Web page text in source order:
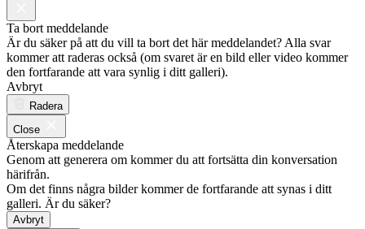
Ta bort meddelande
Är du säker på att du vill ta bort det här meddelandet? Alla svar
kommer att raderas också (om svaret är en bild eller video kommer
den fortfarande att vara synlig i ditt galleri).
Avbryt
Radera
Close
Återskapa meddelande
Genom att generera om kommer du att fortsätta din konversation
härifrån.
Om det finns några bilder kommer de fortfarande att synas i ditt
galleri. Är du säker?
Avbryt